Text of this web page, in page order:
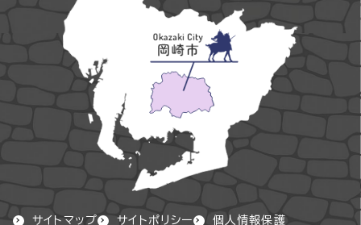
サイトマップ サイトポリシー 個人情報保護